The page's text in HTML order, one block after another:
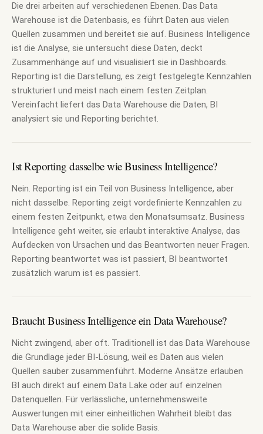
Die drei arbeiten auf verschiedenen Ebenen. Das Data
Warehouse ist die Datenbasis, es führt Daten aus vielen
Quellen zusammen und bereitet sie auf. Business Intelligence
ist die Analyse, sie untersucht diese Daten, deckt
Zusammenhänge auf und visualisiert sie in Dashboards.
Reporting ist die Darstellung, es zeigt festgelegte Kennzahlen
strukturiert und meist nach einem festen Zeitplan.
Vereinfacht liefert das Data Warehouse die Daten, BI
analysiert sie und Reporting berichtet.
Ist Reporting dasselbe wie Business Intelligence?
Nein. Reporting ist ein Teil von Business Intelligence, aber
nicht dasselbe. Reporting zeigt vordefinierte Kennzahlen zu
einem festen Zeitpunkt, etwa den Monatsumsatz. Business
Intelligence geht weiter, sie erlaubt interaktive Analyse, das
Aufdecken von Ursachen und das Beantworten neuer Fragen.
Reporting beantwortet was ist passiert, BI beantwortet
zusätzlich warum ist es passiert.
Braucht Business Intelligence ein Data Warehouse?
Nicht zwingend, aber oft. Traditionell ist das Data Warehouse
die Grundlage jeder BI-Lösung, weil es Daten aus vielen
Quellen sauber zusammenführt. Moderne Ansätze erlauben
BI auch direkt auf einem Data Lake oder auf einzelnen
Datenquellen. Für verlässliche, unternehmensweite
Auswertungen mit einer einheitlichen Wahrheit bleibt das
Data Warehouse aber die solide Basis.